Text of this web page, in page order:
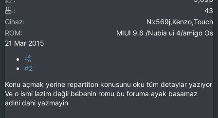
43
Cihaz
Nx569j,Kenzo,Touch
ROM
MIUI 9.6 /Nubia ui 4/amigo Os
21 Mar 2015
#2
Konu açmak yerine repartiton konusunu oku tüm detaylar yazıyor
Ve o ismi lazim değil bebenin romu bu foruma ayak basamaz
adini dahi yazmayin